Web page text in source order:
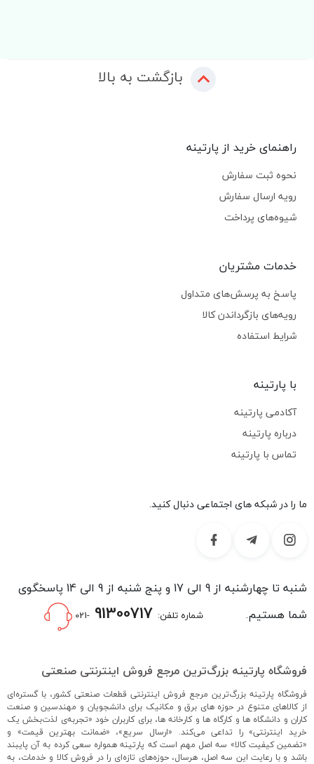
بازگشت به بالا
راهنمای خرید از پارتینه
نحوه ثبت سفارش
رویه ارسال سفارش
شیوه‌های پرداخت
خدمات مشتریان
پاسخ به پرسش‌های متداول
رویه‌های بازگرداندن کالا
شرایط استفاده
با پارتینه
آکادمی پارتینه
درباره پارتینه
تماس با پارتینه
ما را در شبکه های اجتماعی دنبال کنید.
شنبه تا چهارشنبه از 9 الی 17 و پنج شنبه از 9 الی 14 پاسخگوی
شما هستیم.
شماره تلفن: -021
فروشگاه پارتینه بزرگ‌ترین مرجع فروش اینترنتی صنعتی
فروشگاه پارتینه بزرگ‌ترین مرجع فروش اینترنتی قطعات صنعتی کشور، با گستره‌ای
از کالاهای متنوع در حوزه های برق و مکانیک برای دانشجویان و مهندسین و صنعت
کاران و دانشگاه ها و کارگاه ها و کارخانه ها، برای کاربران خود «تجربه‌ی لذت‌بخش یک
خرید اینترنتی» را تداعی می‌کند. «ارسال سریع»، «ضمانت بهترین قیمت» و
«تضمین کیفیت کالا» سه اصل مهم است که پارتینه همواره سعی کرده به آن پایبند
باشد و با رعایت این سه اصل، هرسال، حوزه‌های تازه‌ای را در فروش کالا و خدمات، به